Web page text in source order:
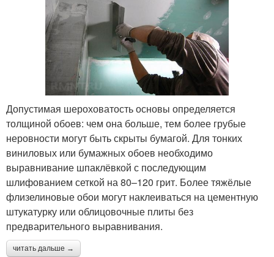
Допустимая шероховатость основы определяется
толщиной обоев: чем она больше, тем более грубые
неровности могут быть скрыты бумагой. Для тонких
виниловых или бумажных обоев необходимо
выравнивание шпаклёвкой с последующим
шлифованием сеткой на 80–120 грит. Более тяжёлые
флизелиновые обои могут наклеиваться на цементную
штукатурку или облицовочные плиты без
предварительного выравнивания.
читать дальше →